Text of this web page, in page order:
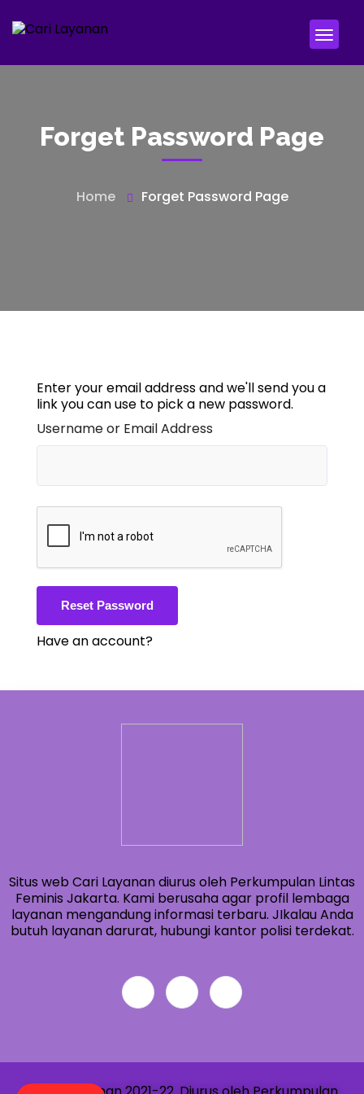
Forget Password Page
Home Forget Password Page
Enter your email address and we'll send you a
link you can use to pick a new password.
Username or Email Address
Have an account?
Situs web Cari Layanan diurus oleh Perkumpulan Lintas
Feminis Jakarta. Kami berusaha agar profil lembaga
layanan mengandung informasi terbaru. JIkalau Anda
butuh layanan darurat, hubungi kantor polisi terdekat.